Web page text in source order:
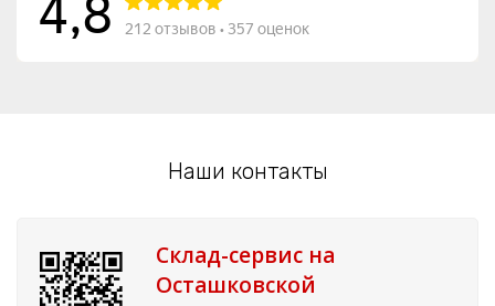
Наши контакты
Склад-сервис на
Осташковской